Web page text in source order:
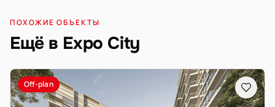
ПОХОЖИЕ ОБЪЕКТЫ
Ещё в Expo City
Off-plan